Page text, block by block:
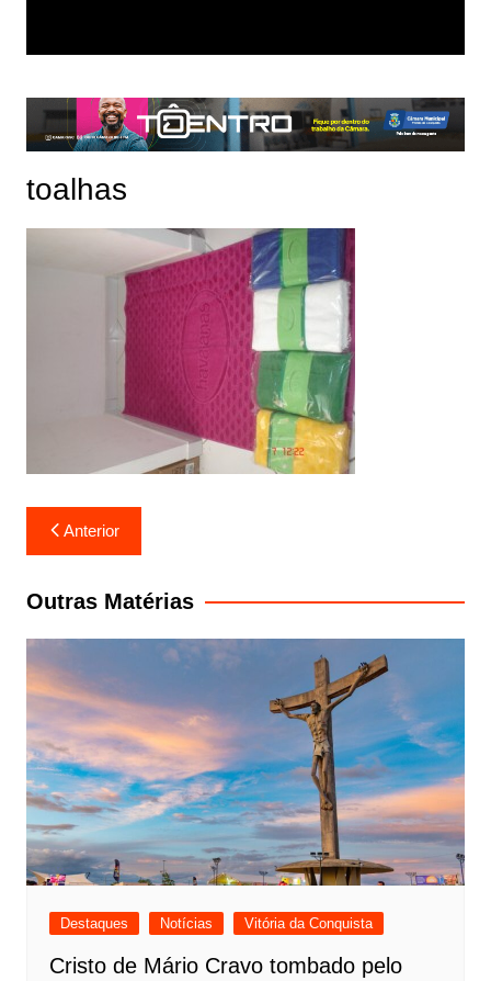
toalhas
Navegação
de
Post
Anterior
Outras Matérias
Destaques Notícias Vitória da Conquista
Cristo de Mário Cravo tombado pelo